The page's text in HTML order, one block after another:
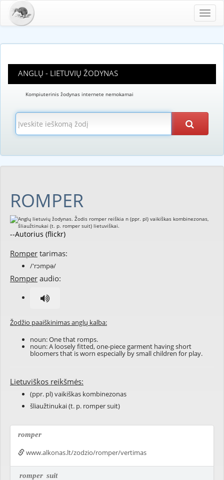
ANGLŲ - LIETUVIŲ ŽODYNAS
Kompiuterinis žodynas internete nemokamai
ROMPER
--Autorius (flickr)
Romper tarimas:
/'rɔmpə/
Romper audio:
Žodžio paaiškinimas anglų kalba:
noun: One that romps.
noun: A loosely fitted, one-piece garment having short
bloomers that is worn especially by small children for play.
Lietuviškos reikšmės:
(ppr. pl) vaikiškas kombinezonas
šliaužtinukai (t. p. romper suit)
romper
www.alkonas.lt/zodzio/romper/vertimas
romper suit